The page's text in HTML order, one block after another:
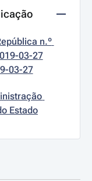
n.º
03-27
03-27
Estado